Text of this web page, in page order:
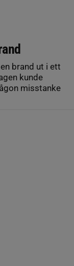
brand ut i ett
kunde
misstanke